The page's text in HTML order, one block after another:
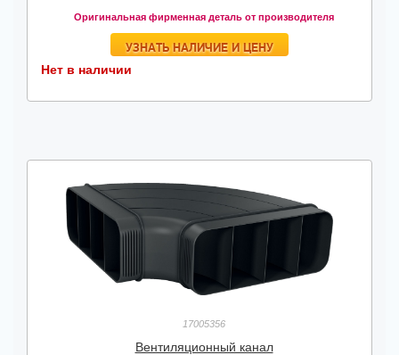
Оригинальная фирменная деталь от производителя
УЗНАТЬ НАЛИЧИЕ И ЦЕНУ
Нет в наличии
17005356
Вентиляционный канал